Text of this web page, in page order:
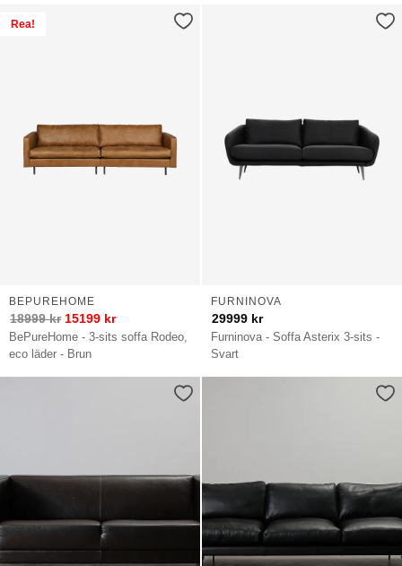
Rea!
BePureHome - 3-sits soffa Rodeo,
eco läder - Brun
BEPUREHOME
18999kr 15199 kr
Furninova - Soffa Asterix 3-sits -
Svart
FURNINOVA
29999 kr